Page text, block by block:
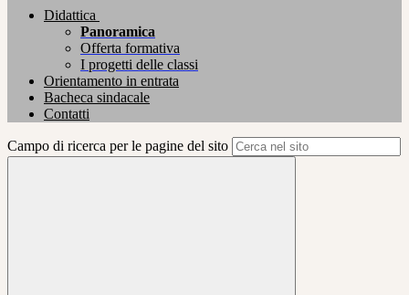
Didattica
Panoramica
Offerta formativa
I progetti delle classi
Orientamento in entrata
Bacheca sindacale
Contatti
Campo di ricerca per le pagine del sito